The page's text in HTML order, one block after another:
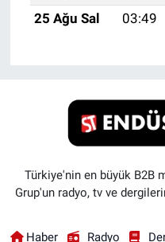
25 Ağu Sal
03:49
Türkiye'nin en büyük B2B
Grup'un radyo, tv ve
Haber Radyo